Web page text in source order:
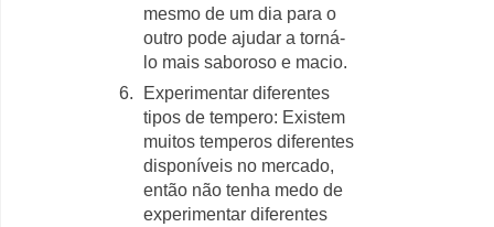
mesmo de um dia para o
outro pode ajudar a torná-
lo mais saboroso e macio.
Experimentar diferentes
tipos de tempero: Existem
muitos temperos diferentes
disponíveis no mercado,
então não tenha medo de
experimentar diferentes